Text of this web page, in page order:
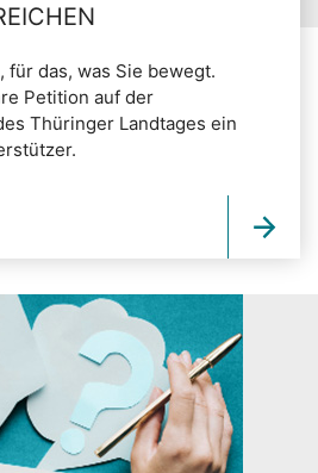
für das, was Sie bewegt.
Petition auf der
Thüringer Landtages ein